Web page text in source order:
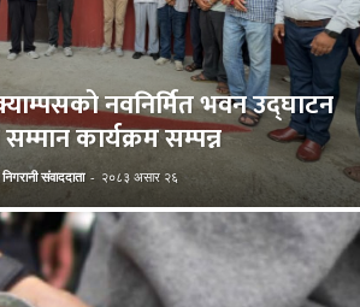
नवनिर्मित भवन उद्घाटन
कार्यक्रम सम्पन्न
निगरानी संवाददाता - २०८३ असार २६